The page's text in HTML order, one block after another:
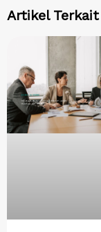
Artikel Terkait